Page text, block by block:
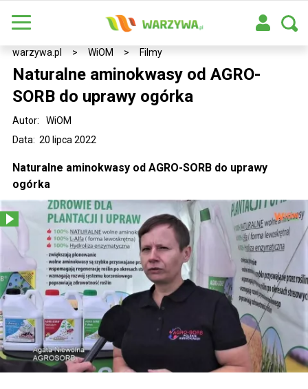
warzywa.pl > WiOM > Filmy
Naturalne aminokwasy od AGRO-
SORB do uprawy ogórka
Data: 20 lipca 2022
Autor: WiOM
Naturalne aminokwasy od AGRO-SORB do uprawy
ogórka